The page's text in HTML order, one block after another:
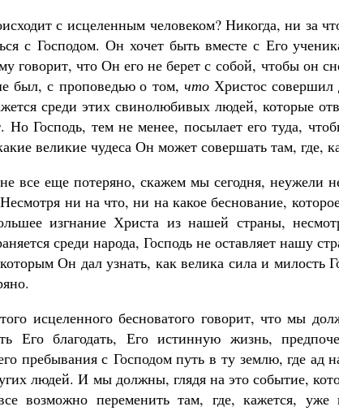
с исцеленным человеком? Никогда, ни за
с Господом. Он хочет быть вместе с Его
говорит, что Он его не берет с собой, чтобы он
был, с проповедью о том,что Христос совершил
среди этих свинолюбивых людей, которые
Но Господь, тем не менее, посылает его туда,
великие чудеса Он может совершать там, где,
все еще потеряно, скажем мы сегодня, неужели
ни на что, ни на какое беснование,
изгнание Христа из нашей страны,
среди народа, Господь не оставляет нашу
Он дал узнать, как велика сила и милость
исцеленного бесноватого говорит, что мы
Его благодать, Его истинную жизнь,
пребывания с Господом путь в ту землю, где ад
людей. И мы должны, глядя на это событие,
возможно переменить там, где, кажется,